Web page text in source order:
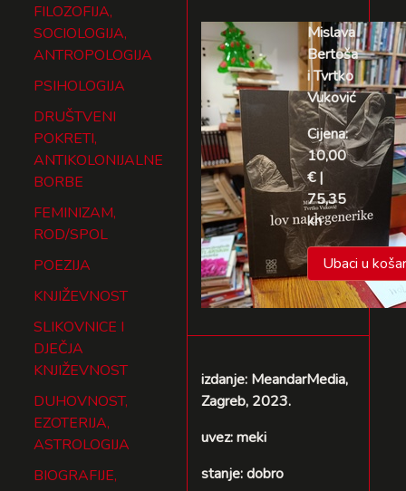
FILOZOFIJA,
SOCIOLOGIJA,
ANTROPOLOGIJA
PSIHOLOGIJA
DRUŠTVENI
POKRETI,
ANTIKOLONIJALNE
BORBE
FEMINIZAM,
ROD/SPOL
POEZIJA
KNJIŽEVNOST
SLIKOVNICE I
DJEČJA
KNJIŽEVNOST
DUHOVNOST,
EZOTERIJA,
ASTROLOGIJA
BIOGRAFIJE,
Mislava
Bertoša
i Tvrtko
Vuković
Cijena:
10,00
€ |
75,35
kn
Ubaci u
izdanje: MeandarMedia,
Zagreb, 2023.
uvez: meki
stanje: dobro